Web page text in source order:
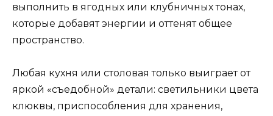
выполнить в ягодных или клубничных тонах,
которые добавят энергии и оттенят общее
пространство.
Любая кухня или столовая только выиграет от
яркой «съедобной» детали: светильники цвета
клюквы, приспособления для хранения,